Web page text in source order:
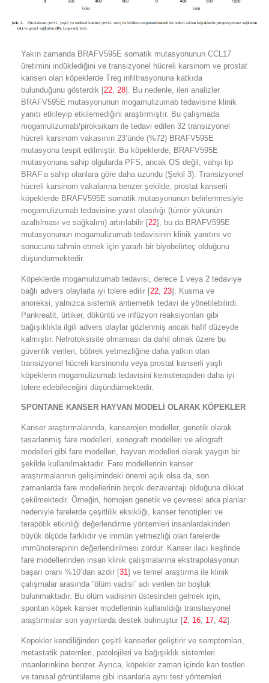
Yakın zamanda BRAFV595E somatik mutasyonunun CCL17
üretimini indüklediğini ve transizyonel hücreli karsinom ve prostat
kanseri olan köpeklerde Treg infiltrasyonuna katkıda
bulunduğunu gösterdik [22, 28]. Bu nedenle, ileri analizler
BRAFV595E mutasyonunun mogamulizumab tedavisine klinik
yanıtı etkileyip etkilemediğini araştırmıştır. Bu çalışmada
mogamulizumab/piroksikam ile tedavi edilen 32 transizyonel
hücreli karsinom vakasının 23’ünde (%72) BRAFV595E
mutasyonu tespit edilmiştir. Bu köpeklerde, BRAFV595E
mutasyonuna sahip olgularda PFS, ancak OS değil, vahşi tip
BRAF’a sahip olanlara göre daha uzundu (Şekil 3). Transizyonel
hücreli karsinom vakalarına benzer şekilde, prostat kanserli
köpeklerde BRAFV595E somatik mutasyonunun belirlenmesiyle
mogamulizumab tedavisine yanıt olasılığı (tümör yükünün
azaltılması ve sağkalım) artırılabilir [22], bu da BRAFV595E
mutasyonunun mogamulizumab tedavisinin klinik yanıtını ve
sonucunu tahmin etmek için yararlı bir biyobelirteç olduğunu
düşündürmektedir.
Köpeklerde mogamulizumab tedavisi, derece 1 veya 2 tedaviye
bağlı advers olaylarla iyi tolere edilir [22 23]. Kusma ve
anoreksi, yalnızca sistemik antiemetik tedavi ile yönetilebilirdi.
Pankreatit, ürtiker, döküntü ve infüzyon reaksiyonları gibi
bağışıklıkla ilgili advers olaylar gözlenmiş ancak hafif düzeyde
kalmıştır. Nefrotoksisite olmaması da dahil olmak üzere bu
güvenlik verileri, böbrek yetmezliğine daha yatkın olan
transizyonel hücreli karsinomlu veya prostat kanserli yaşlı
köpeklerin mogamulizumab tedavisini kemoterapiden daha iyi
tolere edebileceğini düşündürmektedir.
SPONTANE KANSER HAYVAN MODELİ OLARAK KÖPEKLER
Kanser araştırmalarında, kanserojen modeller, genetik olarak
tasarlanmış fare modelleri, xenograft modelleri ve allograft
modelleri gibi fare modelleri, hayvan modelleri olarak yaygın bir
şekilde kullanılmaktadır. Fare modellerinin kanser
araştırmalarının gelişimindeki önemi açık olsa da, son
zamanlarda fare modellerinin birçok dezavantajı olduğuna dikkat
çekilmektedir. Örneğin, homojen genetik ve çevresel arka planlar
nedeniyle farelerde çeşitlilik eksikliği, kanser fenotipleri ve
terapötik etkinliği değerlendirme yöntemleri insanlardakinden
büyük ölçüde farklıdır ve immün yetmezliği olan farelerde
immünoterapinin değerlendirilmesi zordur. Kanser ilacı keşfinde
fare modellerinden insan klinik çalışmalarına ekstrapolasyonun
başarı oranı %10’dan azdır [31 ] ve temel araştırma ile klinik
çalışmalar arasında “ölüm vadisi” adı verilen bir boşluk
bulunmaktadır. Bu ölüm vadisinin üstesinden gelmek için,
spontan köpek kanser modellerinin kullanıldığı translasyonel
araştırmalar son yayınlarda destek bulmuştur [2 16 17 42].
Köpekler kendiliğinden çeşitli kanserler geliştirir ve semptomları,
metastatik paternleri, patolojileri ve bağışıklık sistemleri
insanlarınkine benzer. Ayrıca, köpekler zaman içinde kan testleri
ve tanısal görüntüleme gibi insanlarla aynı test yöntemleri